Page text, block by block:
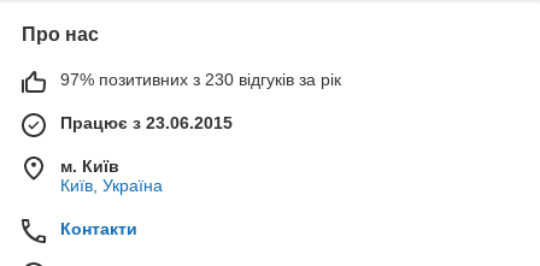
Про нас
97% позитивних з 230 відгуків за рік
Працює з 23.06.2015
м. Київ
Київ, Україна
Контакти